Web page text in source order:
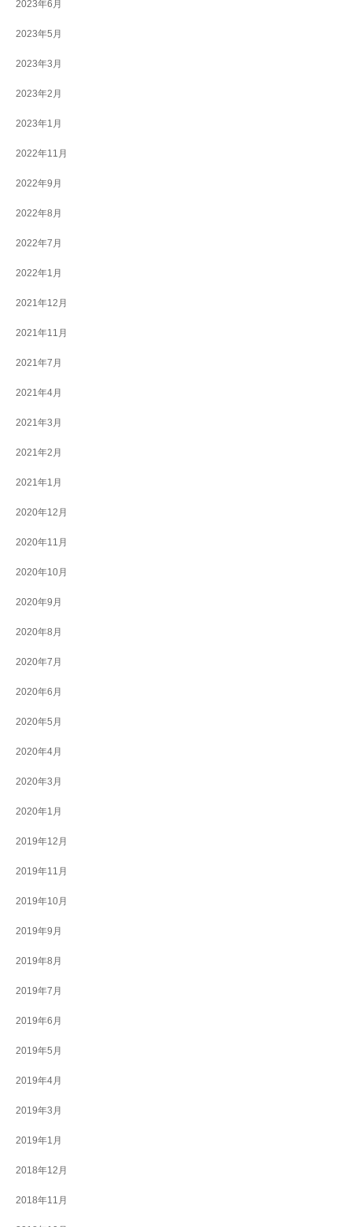
2023年6月
2023年5月
2023年3月
2023年2月
2023年1月
2022年11月
2022年9月
2022年8月
2022年7月
2022年1月
2021年12月
2021年11月
2021年7月
2021年4月
2021年3月
2021年2月
2021年1月
2020年12月
2020年11月
2020年10月
2020年9月
2020年8月
2020年7月
2020年6月
2020年5月
2020年4月
2020年3月
2020年1月
2019年12月
2019年11月
2019年10月
2019年9月
2019年8月
2019年7月
2019年6月
2019年5月
2019年4月
2019年3月
2019年1月
2018年12月
2018年11月